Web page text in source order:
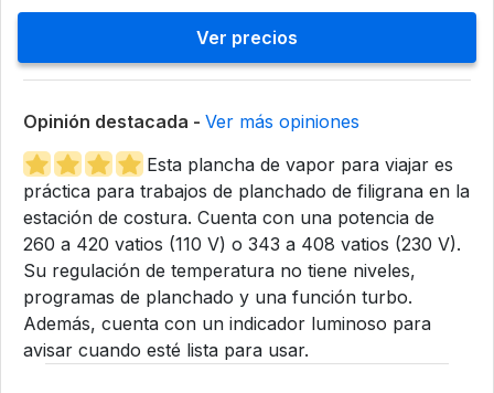
Ver precios
Opinión destacada - Ver más opiniones
Esta plancha de vapor para viajar es
práctica para trabajos de planchado de filigrana en la
estación de costura. Cuenta con una potencia de
260 a 420 vatios (110 V) o 343 a 408 vatios (230 V).
Su regulación de temperatura no tiene niveles,
programas de planchado y una función turbo.
Además, cuenta con un indicador luminoso para
avisar cuando esté lista para usar.